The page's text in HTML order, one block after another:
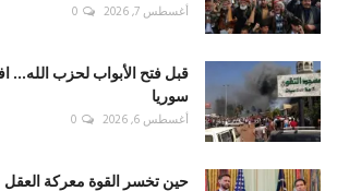
أغسطس 7, 2026 0
قبل فتح الأبواب لحزب الله...
سوريا
أغسطس 6, 2026 0
حين تخسر القوة معركة العقل